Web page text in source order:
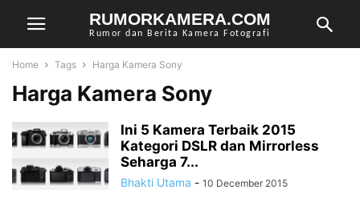
RUMORKAMERA.COM
Rumor dan Berita Kamera Fotografi
Home Tags Harga Kamera Sony
Harga Kamera Sony
Ini 5 Kamera Terbaik 2015
Kategori DSLR dan Mirrorless
Seharga 7...
Bhakti Utama - 10 December 2015